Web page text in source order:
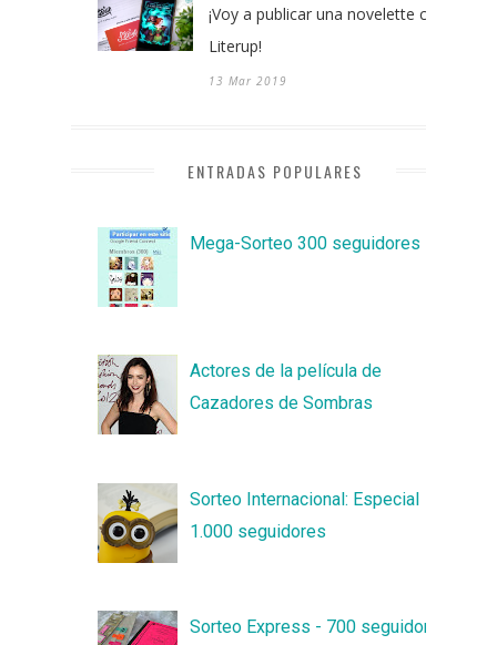
¡Voy a publicar una novelette con
Literup!
13 Mar 2019
ENTRADAS POPULARES
Mega-Sorteo 300 seguidores
Actores de la película de
Cazadores de Sombras
Sorteo Internacional: Especial
1.000 seguidores
Sorteo Express - 700 seguidores